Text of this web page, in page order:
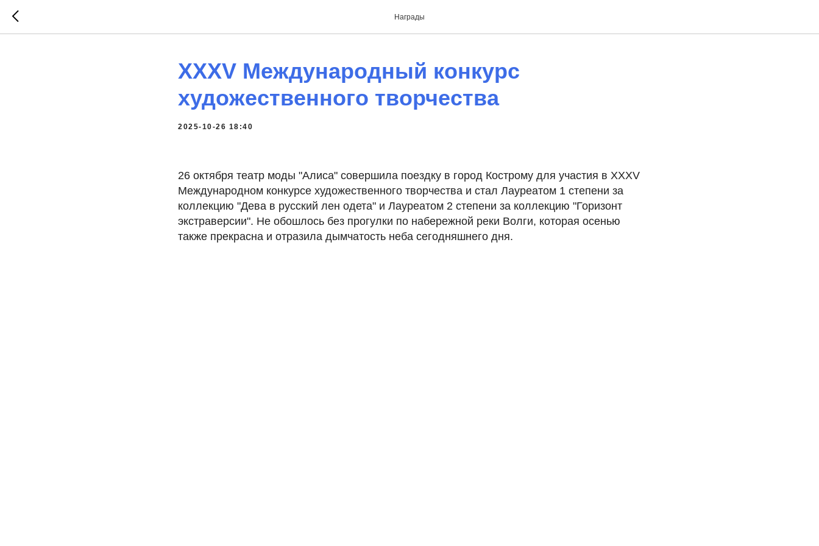
Награды
XXXV Международный конкурс
художественного творчества
2025-10-26 18:40
26 октября театр моды "Алиса" совершила поездку в город Кострому для участия в XXXV
Международном конкурсе художественного творчества и стал Лауреатом 1 степени за
коллекцию "Дева в русский лен одета" и Лауреатом 2 степени за коллекцию "Горизонт
экстраверсии". Не обошлось без прогулки по набережной реки Волги, которая осенью
также прекрасна и отразила дымчатость неба сегодняшнего дня.